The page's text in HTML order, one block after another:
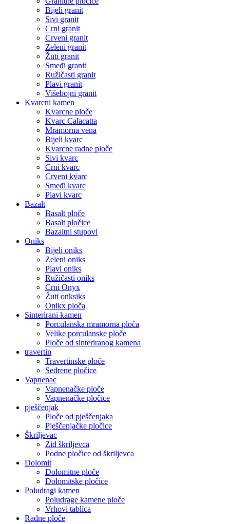
Bijeli granit
Sivi granit
Crni granit
Crveni granit
Zeleni granit
Žuti granit
Smeđi granit
Ružičasti granit
Plavi granit
Višebojni granit
Kvarcni kamen
Kvarcne ploče
Kvarc Calacatta
Mramorna vena
Bijeli kvarc
Kvarcne radne ploče
Sivi kvarc
Crni kvarc
Crveni kvarc
Smeđi kvarc
Plavi kvarc
Bazalt
Basalt ploče
Basalt pločice
Bazaltni stupovi
Oniks
Bijeli oniks
Zeleni oniks
Plavi oniks
Ružičasti oniks
Crni Onyx
Žuti onksiks
Onikx ploča
Sinterirani kamen
Porculanska mramorna ploča
Velike porculanske ploče
Ploče od sinteriranog kamena
travertin
Travertinske ploče
Sedrene pločice
Vapnenac
Vapnenačke ploče
Vapnenačke pločice
pješčenjak
Ploče od pješčenjaka
Pješčenjačke pločice
Škriljevac
Zid škriljevca
Podne pločice od škriljevca
Dolomit
Dolomitne ploče
Dolomitske pločice
Poludragi kamen
Poludrage kamene ploče
Vrhovi tablica
Radne ploče